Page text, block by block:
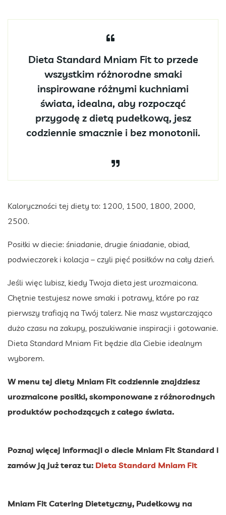
Dieta Standard Mniam Fit to przede
wszystkim różnorodne smaki
inspirowane różnymi kuchniami
świata, idealna, aby rozpocząć
przygodę z dietą pudełkową, jesz
codziennie smacznie i bez monotonii.
Kaloryczności tej diety to: 1200, 1500, 1800, 2000,
2500.
Posiłki w diecie: śniadanie, drugie śniadanie, obiad,
podwieczorek i kolacja – czyli pięć posiłków na cały dzień.
Jeśli więc lubisz, kiedy Twoja dieta jest urozmaicona.
Chętnie testujesz nowe smaki i potrawy, które po raz
pierwszy trafiają na Twój talerz. Nie masz wystarczająco
dużo czasu na zakupy, poszukiwanie inspiracji i gotowanie.
Dieta Standard Mniam Fit będzie dla Ciebie idealnym
wyborem.
W menu tej diety Mniam Fit codziennie znajdziesz
urozmaicone posiłki, skomponowane z różnorodnych
produktów pochodzących z całego świata.
Poznaj więcej informacji o diecie Mniam Fit Standard i
zamów ją już teraz tu: Dieta Standard Mniam Fit
Mniam Fit Catering Dietetyczny, Pudełkowy na